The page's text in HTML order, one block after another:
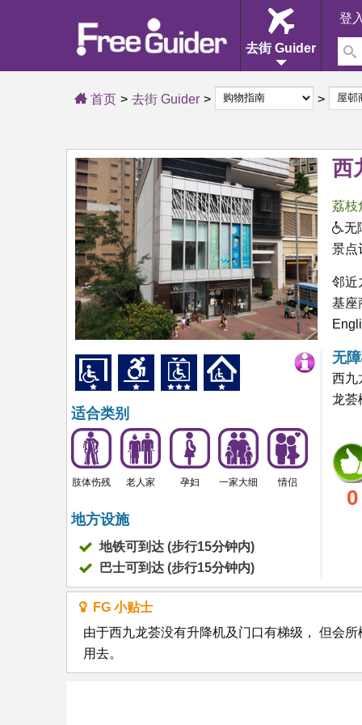
去街 Guider
登
首页 去街 Guider
西
荔枝
无
景点
适合类别
肢体伤残 老人家 孕妇 一家大细 情侣
地方设施
地铁可到达 (步行15分钟内)
巴士可到达 (步行15分钟内)
邻近
基座
无
西九
龙荟
0
FG 小贴士
由于西九龙荟没有升降机及门口有梯级， 但会
用去。